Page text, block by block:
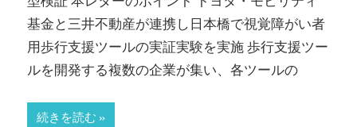
基金と三井不動産が連携し日本橋で視覚障がい者
用歩行支援ツールの実証実験を実施 歩行支援ツー
ルを開発する複数の企業が集い、各ツールの
続きを読む